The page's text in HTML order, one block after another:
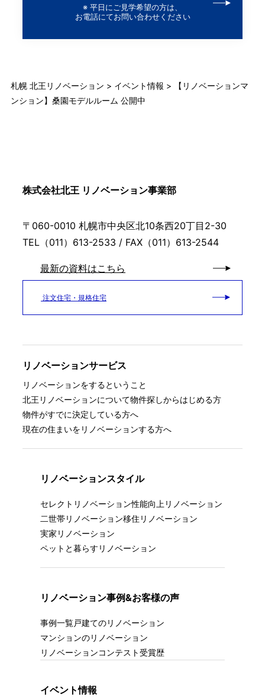
※ 平日にご見学希望の方は、
お電話にてお問い合わせください
札幌 北王リノベーション > イベント情報 >
【リノベーションマ
ンション】桑園モデルルーム 公開中
株式会社北王 リノベーション事業部
〒060-0010 札幌市中央区北10条西20丁目2-30
TEL（011）613-2533 / FAX（011）613-2544
最新の資料はこちら
注文住宅・規格住宅
リノベーションサービス
リノベーションをするということ
北王リノベーションについて物件探しからはじめる方
物件がすでに決定している方へ
現在の住まいをリノベーションする方へ
リノベーションスタイル
セレクトリノベーション性能向上リノベーション
二世帯リノベーション移住リノベーション
実家リノベーション
ペットと暮らすリノベーション
リノベーション事例&お客様の声
事例一覧戸建てのリノベーション
マンションのリノベーション
リノベーションコンテスト受賞歴
イベント情報